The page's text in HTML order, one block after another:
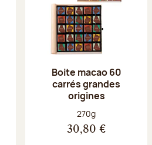
Boite macao 60
carrés grandes
origines
Poids net :
270g
30,80 €